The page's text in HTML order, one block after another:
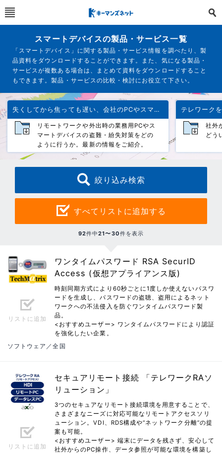
スマートデバイスの製品・サービス一覧
「スマートデバイス」に関する製品・サービス情報を調べたり、製
品資料をダウンロードすることができます。また、気になる製品・
サービスが複数ある場合は、まとめて資料をダウンロードすること
もできます。製品・サービスの比較・検討にお役立て下さい。
失くしてから焦っても遅い、会社のPCやスマートデバイス
リモートワークや外出時の業務用PCやス
マートデバイスの盗難・紛失対策をどの
ように行うか。最新の情報をご紹介。
社外
どう
絞り込み検索
すべてリストに追加する
92件中21〜30件を表示
リストに追加
ワンタイムパスワード RSA SecurID
Access (仮想アプライアンス版)
時刻同期方式により60秒ごとに1度しか使えないパスワ
ードを生成し、パスワードの盗聴、盗用によるネット
ワークへの不法侵入を防ぐワンタイムパスワード製
品。
<おすすめユーザー> ワンタイムパスワードにより認証
を強化したい企業。
ソフトウェア／全国
リストに追加
セキュアリモート接続 「テレワークRAソ
リューション」
3つのセキュアなリモート接続環境を用意することで、
さまざまなニーズに対応可能なリモートアクセスソリ
ューション。VDI、RDS構成や“ネットワーク分離”の提
案も可能。
<おすすめユーザー> 端末にデータを残さず、安心して
社外からのPC操作、データ参照が可能な環境を構築し